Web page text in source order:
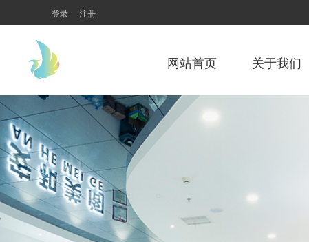
登录 注册
网站首页 关于我们